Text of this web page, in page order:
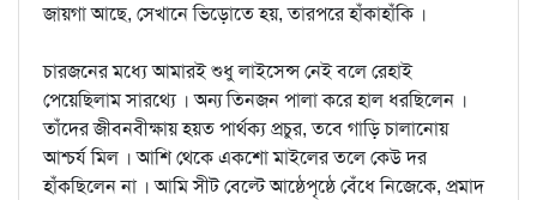
জায়গা আছে, সেখানে ভিড়োতে হয়, তারপরে হাঁকাহাঁকি ।
চারজনের মধ্যে আমারই শুধু লাইসেন্স নেই বলে রেহাই
পেয়েছিলাম সারথ্যে । অন্য তিনজন পালা করে হাল ধরছিলেন ।
তাঁদের জীবনবীক্ষায় হয়ত পার্থক্য প্রচুর, তবে গাড়ি চালানোয়
আশ্চর্য মিল । আশি থেকে একশো মাইলের তলে কেউ দর
হাঁকছিলেন না । আমি সীট বেল্টে আষ্ঠেপৃষ্ঠে বেঁধে নিজেকে, প্রমাদ